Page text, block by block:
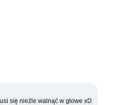
się nieźle walnąć w głowe xD